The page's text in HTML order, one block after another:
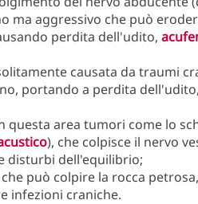
ma aggressivo che può
perdita dell'udito,
causata da traumi
portando a perdita
questa area tumori come lo
), che colpisce il nervo
disturbi dell'equilibrio;
può colpire la rocca
infezioni craniche.